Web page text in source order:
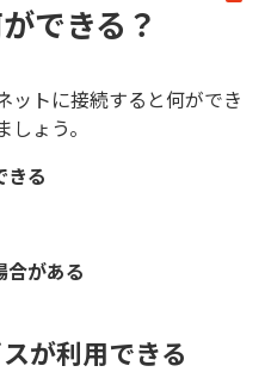
できる？
ットに接続すると何ができ
ょう。
きる
合がある
が利用できる